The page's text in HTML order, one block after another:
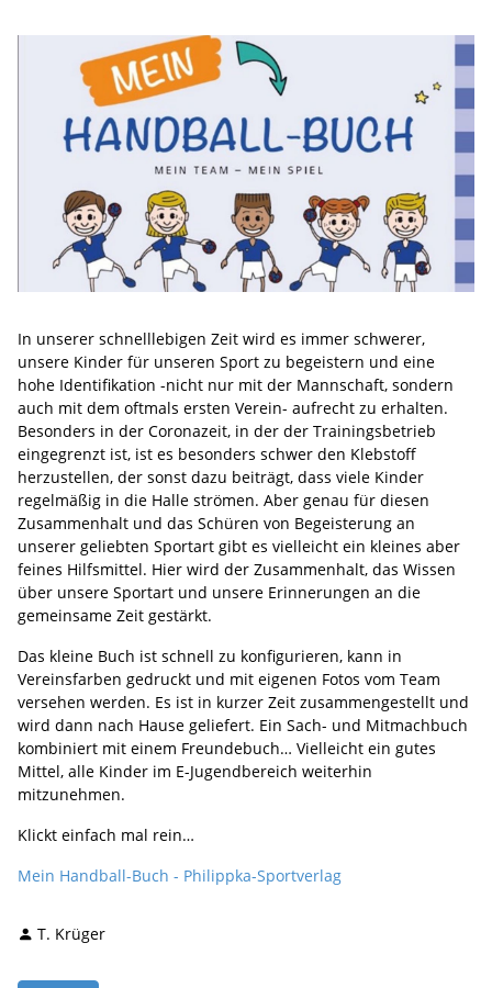
In unserer schnelllebigen Zeit wird es immer schwerer,
unsere Kinder für unseren Sport zu begeistern und eine
hohe Identifikation -nicht nur mit der Mannschaft, sondern
auch mit dem oftmals ersten Verein- aufrecht zu erhalten.
Besonders in der Coronazeit, in der der Trainingsbetrieb
eingegrenzt ist, ist es besonders schwer den Klebstoff
herzustellen, der sonst dazu beiträgt, dass viele Kinder
regelmäßig in die Halle strömen. Aber genau für diesen
Zusammenhalt und das Schüren von Begeisterung an
unserer geliebten Sportart gibt es vielleicht ein kleines aber
feines Hilfsmittel. Hier wird der Zusammenhalt, das Wissen
über unsere Sportart und unsere Erinnerungen an die
gemeinsame Zeit gestärkt.
Das kleine Buch ist schnell zu konfigurieren, kann in
Vereinsfarben gedruckt und mit eigenen Fotos vom Team
versehen werden. Es ist in kurzer Zeit zusammengestellt und
wird dann nach Hause geliefert. Ein Sach- und Mitmachbuch
kombiniert mit einem Freundebuch… Vielleicht ein gutes
Mittel, alle Kinder im E-Jugendbereich weiterhin
mitzunehmen.
Klickt einfach mal rein…
Mein Handball-Buch - Philippka-Sportverlag
T. Krüger